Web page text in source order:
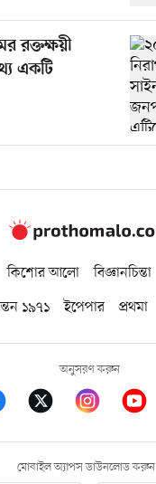
রক্তক্ষয়ী
একটি
কিশোর আলো বিজ্ঞানচিন্তা
১৯৭১ ইপেপার প্রথমা
অনুসরণ করুন
মোবাইল অ্যাপস ডাউনলোড করুন